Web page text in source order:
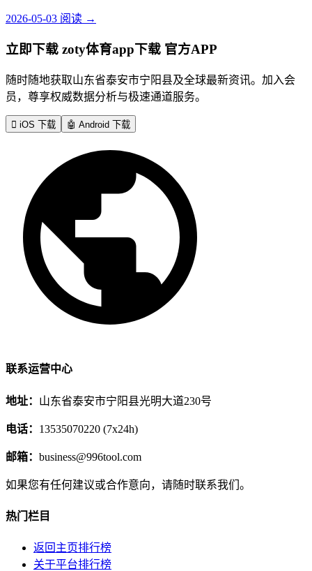
2026-05-03 阅读 →
立即下载 zoty体育app下载 官方APP
随时随地获取山东省泰安市宁阳县及全球最新资讯。加入会
员，尊享权威数据分析与极速通道服务。
 iOS 下载 🤖 Android 下载
联系运营中心
地址： 山东省泰安市宁阳县光明大道230号
电话： 13535070220 (7x24h)
邮箱： business@996tool.com
如果您有任何建议或合作意向，请随时联系我们。
热门栏目
返回主页排行榜
关于平台排行榜